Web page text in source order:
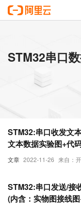
STM32串口
文章 2022-11-26 来自：
STM32:串口收发文
文本数据实验图+代
STM32:串口发送/接
(内含：实物图接线